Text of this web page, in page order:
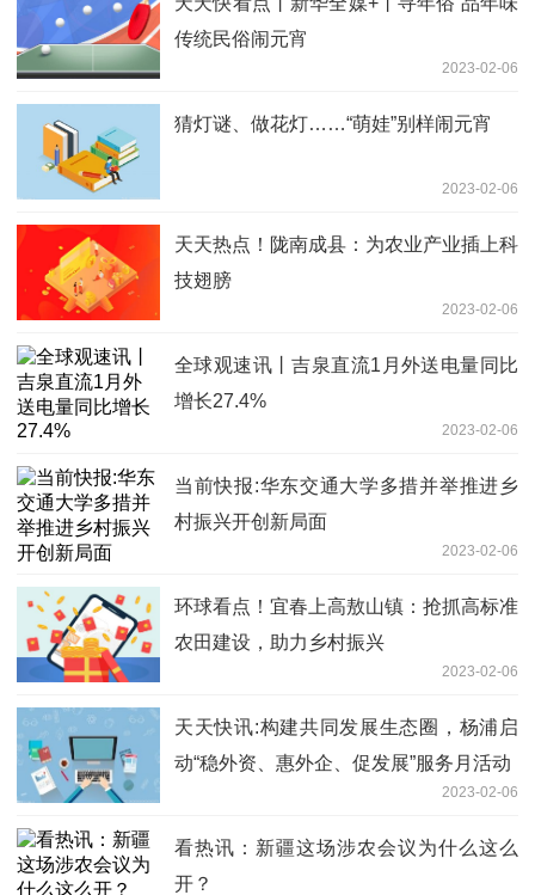
传统民俗闹元宵
2023-02-06
猜灯谜、做花灯……“萌娃”别样闹元宵
2023-02-06
天天热点！陇南成县：为农业产业插上科
技翅膀
2023-02-06
全球观速讯丨吉泉直流1月外送电量同比
增长27.4%
2023-02-06
当前快报:华东交通大学多措并举推进乡
村振兴开创新局面
2023-02-06
环球看点！宜春上高敖山镇：抢抓高标准
农田建设，助力乡村振兴
2023-02-06
天天快讯:构建共同发展生态圈，杨浦启
动“稳外资、惠外企、促发展”服务月活动
2023-02-06
看热讯：新疆这场涉农会议为什么这么
开？